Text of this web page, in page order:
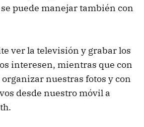
puede manejar también con
ver la televisión y grabar los
interesen, mientras que con
nuestras fotos y con
desde nuestro móvil a